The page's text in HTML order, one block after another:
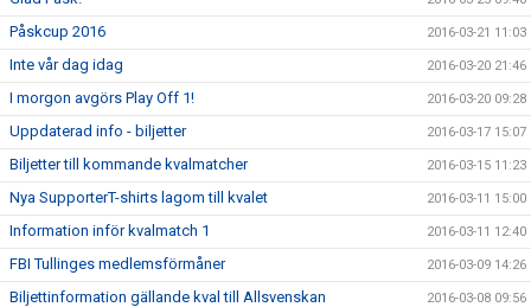
Påskcup 2016 2016-03-21 11:03
Inte vår dag idag 2016-03-20 21:46
I morgon avgörs Play Off 1! 2016-03-20 09:28
Uppdaterad info - biljetter 2016-03-17 15:07
Biljetter till kommande kvalmatcher 2016-03-15 11:23
Nya SupporterT-shirts lagom till kvalet 2016-03-11 15:00
Information inför kvalmatch 1 2016-03-11 12:40
FBI Tullinges medlemsförmåner 2016-03-09 14:26
Biljettinformation gällande kval till Allsvenskan 2016-03-08 09:56